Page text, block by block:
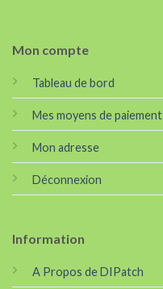
Mon compte
Tableau de bord
Mes moyens de paiement
Mon adresse
Déconnexion
Information
A Propos de DIPatch